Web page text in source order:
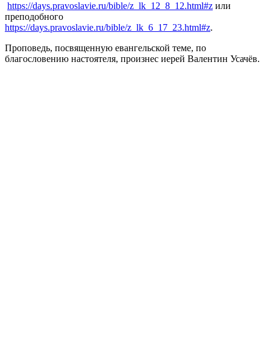
https://days.pravoslavie.ru/bible/z_lk_12_8_12.html#z или
преподобного
https://days.pravoslavie.ru/bible/z_lk_6_17_23.html#z.
Проповедь, посвященную евангельской теме, по
благословению настоятеля, произнес иерей Валентин Усачёв.